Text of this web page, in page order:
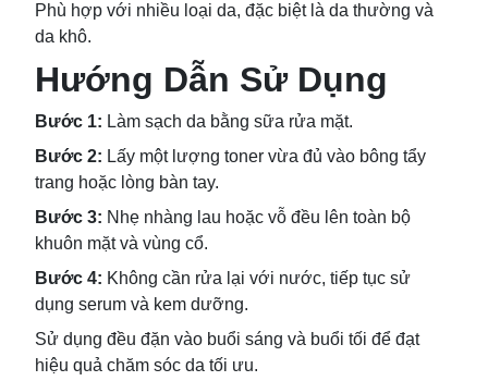
Phù hợp với nhiều loại da, đặc biệt là da thường và
da khô.
Hướng Dẫn Sử Dụng
Bước 1: Làm sạch da bằng sữa rửa mặt.
Bước 2: Lấy một lượng toner vừa đủ vào bông tẩy
trang hoặc lòng bàn tay.
Bước 3: Nhẹ nhàng lau hoặc vỗ đều lên toàn bộ
khuôn mặt và vùng cổ.
Bước 4: Không cần rửa lại với nước, tiếp tục sử
dụng serum và kem dưỡng.
Sử dụng đều đặn vào buổi sáng và buổi tối để đạt
hiệu quả chăm sóc da tối ưu.